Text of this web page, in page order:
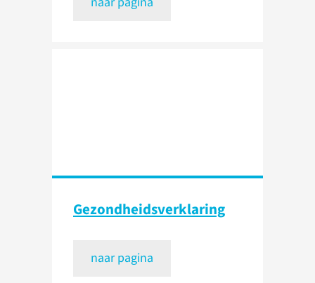
Gezondheidsverklaring
naar pagina